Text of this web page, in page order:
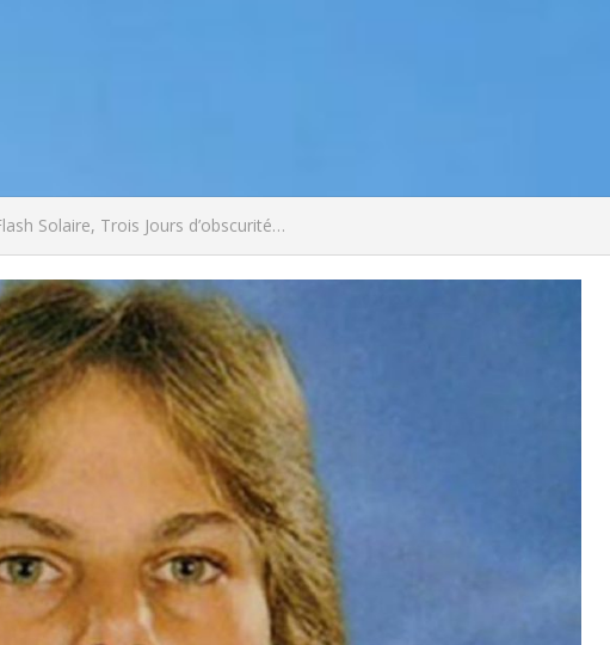
Solaire, Trois Jours d’obscurité…